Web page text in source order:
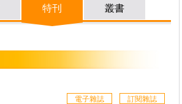
特刊 叢書
訂閱雜誌
電子雜誌